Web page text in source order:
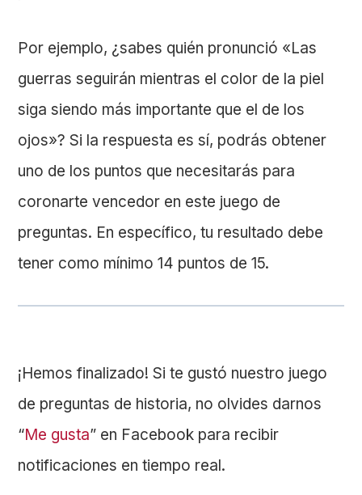
Por ejemplo, ¿sabes quién pronunció «Las
guerras seguirán mientras el color de la piel
siga siendo más importante que el de los
ojos»? Si la respuesta es sí, podrás obtener
uno de los puntos que necesitarás para
coronarte vencedor en este juego de
preguntas. En específico, tu resultado debe
tener como mínimo 14 puntos de 15.
¡Hemos finalizado! Si te gustó nuestro juego
de preguntas de historia, no olvides darnos
“Me gusta” en Facebook para recibir
notificaciones en tiempo real.